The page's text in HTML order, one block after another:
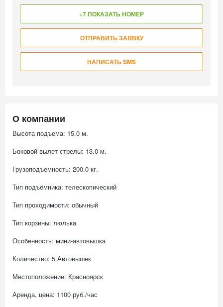
+7 ПОКАЗАТЬ НОМЕР
ОТПРАВИТЬ ЗАЯВКУ
НАПИСАТЬ SMS
О компании
Высота подъема: 15.0 м.
Боковой вылет стрелы: 13.0 м.
Грузоподъемность: 200.0 кг.
Тип подъёмника: телескопический
Тип проходимости: обычный
Тип корзины: люлька
Особенность: мини-автовышка
Количество: 5 Автовышек
Местоположение: Красноярск
Аренда, цена: 1100 руб./час